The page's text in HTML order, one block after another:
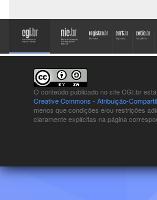
O conteúdo publicado no site CGI.br está
Creative Commons - Atribuição-
menos que condições e/ou restrições
claramente explícitas na página